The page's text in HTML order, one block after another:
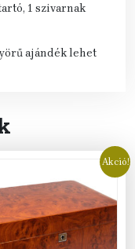
1 szivarnak
ajándék lehet
Akció!